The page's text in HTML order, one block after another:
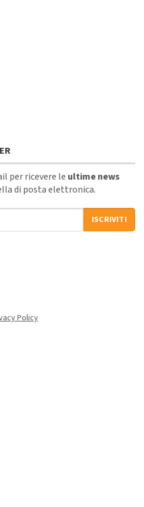
per ricevere le ultime news
di posta elettronica.
ISCRIVITI
Policy